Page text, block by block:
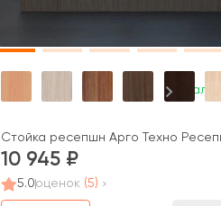
В
Стойка ресепшн Арго Техно
10 945
5.0оценок (5)